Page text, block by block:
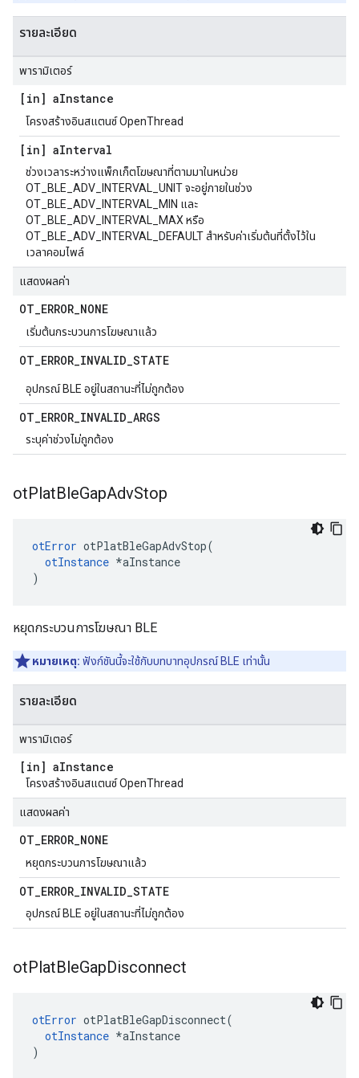
รายละเอียด
พารามิเตอร์
[in] aInstance
โครงสร้างอินสแตนซ์ OpenThread
[in] aInterval
ช่วงเวลาระหว่างแพ็กเก็ตโฆษณาที่ตามมาในหน่วย
OT_BLE_ADV_INTERVAL_UNIT จะอยู่ภายในช่วง
OT_BLE_ADV_INTERVAL_MIN และ
OT_BLE_ADV_INTERVAL_MAX หรือ
OT_BLE_ADV_INTERVAL_DEFAULT สําหรับค่าเริ่มต้นที่ตั้งไว้ใน
เวลาคอมไพล์
แสดงผลค่า
OT_ERROR_NONE
เริ่มต้นกระบวนการโฆษณาแล้ว
OT_ERROR_INVALID_STATE
อุปกรณ์ BLE อยู่ในสถานะที่ไม่ถูกต้อง
OT_ERROR_INVALID_ARGS
ระบุค่าช่วงไม่ถูกต้อง
otPlatBleGapAdvStop
otError otPlatBleGapAdvStop(
otInstance *aInstance
)
หยุดกระบวนการโฆษณา BLE
หมายเหตุ: ฟังก์ชันนี้จะใช้กับบทบาทอุปกรณ์ BLE เท่านั้น
รายละเอียด
พารามิเตอร์
[in] aInstance
โครงสร้างอินสแตนซ์ OpenThread
แสดงผลค่า
OT_ERROR_NONE
หยุดกระบวนการโฆษณาแล้ว
OT_ERROR_INVALID_STATE
อุปกรณ์ BLE อยู่ในสถานะที่ไม่ถูกต้อง
otPlatBleGapDisconnect
otError otPlatBleGapDisconnect(
otInstance *aInstance
)